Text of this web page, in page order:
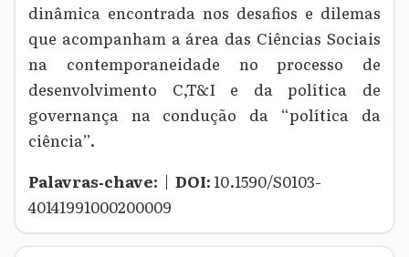
dinâmica encontrada nos desafios e dilemas
que acompanham a área das Ciências Sociais
na contemporaneidade no processo de
desenvolvimento C,T&I e da política de
governança na condução da “política da
ciência”.
Palavras‑chave: | DOI: 10.1590/S0103-
40141991000200009